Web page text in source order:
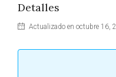
Detalles
Actualizado en octubre 16,